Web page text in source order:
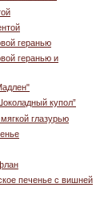
геранью
геранью и
купол”
глазурью
печенье с вишней